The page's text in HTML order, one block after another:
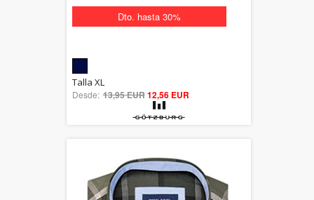
Dto. hasta 30%
out of 5
Talla XL
Desde: 13,95 EUR12,56 EUR